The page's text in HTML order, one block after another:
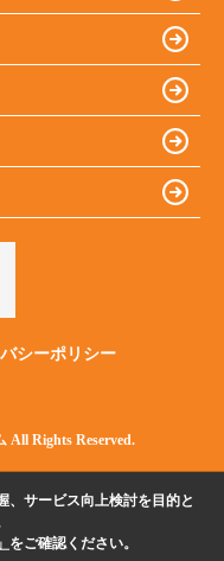
シーポリシー
All Rights Reserved.
、サービス向上検討を目的と
をご確認ください。